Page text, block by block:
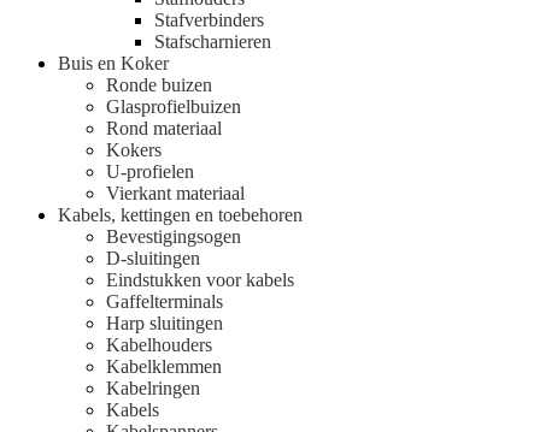
Stafverbinders
Stafscharnieren
Buis en Koker
Ronde buizen
Glasprofielbuizen
Rond materiaal
Kokers
U-profielen
Vierkant materiaal
Kabels, kettingen en toebehoren
Bevestigingsogen
D-sluitingen
Eindstukken voor kabels
Gaffelterminals
Harp sluitingen
Kabelhouders
Kabelklemmen
Kabelringen
Kabels